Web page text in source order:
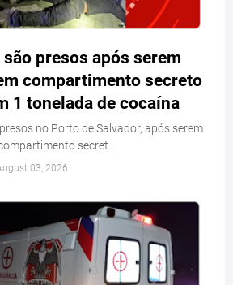
presos após serem
compartimento secreto
1 tonelada de cocaína
no Porto de Salvador, após serem
secret…
03, 2026